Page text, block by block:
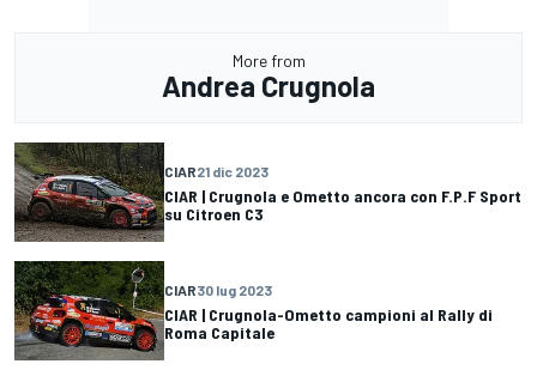
More from
Andrea Crugnola
CIAR21 dic 2023
CIAR | Crugnola e Ometto ancora con F.P.F Sport
su Citroen C3
CIAR30 lug 2023
CIAR | Crugnola-Ometto campioni al Rally di
Roma Capitale